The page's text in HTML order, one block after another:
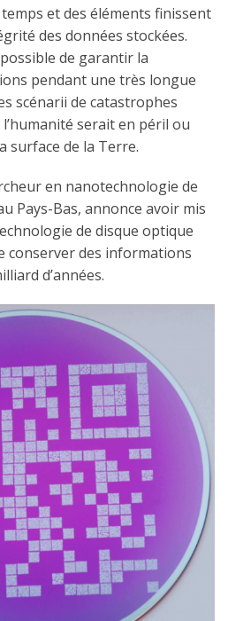
et des éléments finissent
des données stockées.
de garantir la
pendant une très longue
scénarii de catastrophes
serait en péril ou
surface de la Terre.
en nanotechnologie de
Pays-Bas, annonce avoir mis
de disque optique
conserver des informations
d’années.